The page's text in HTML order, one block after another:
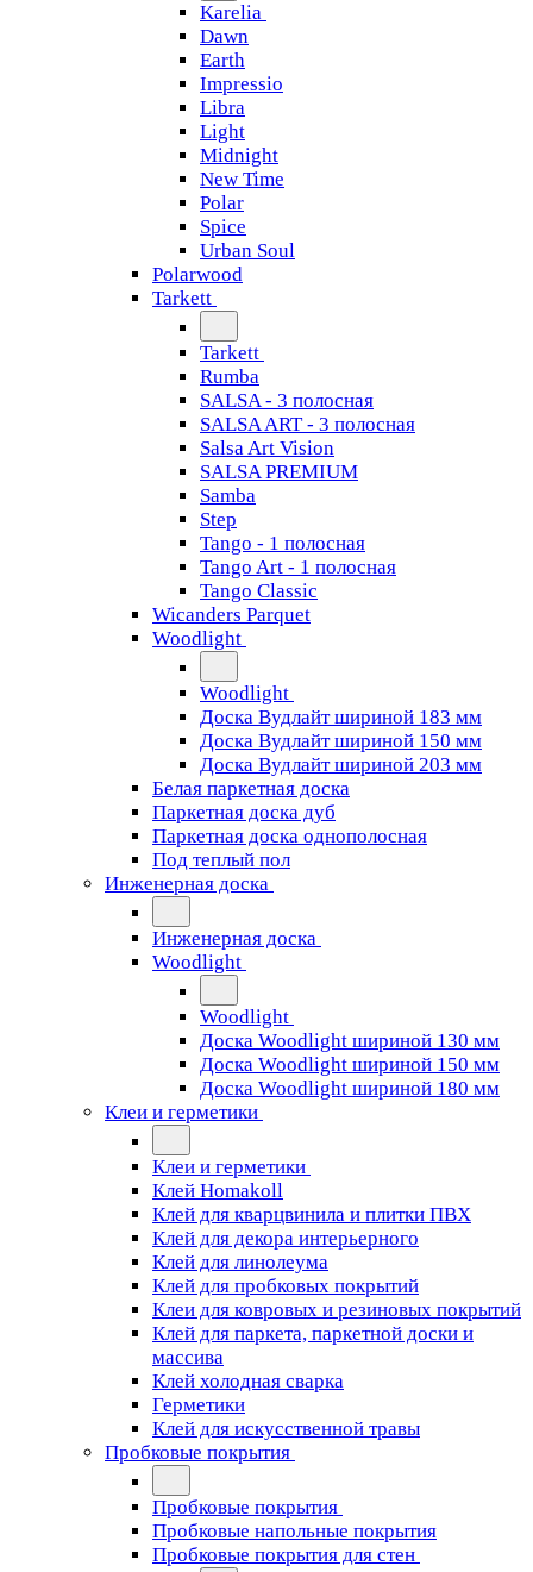
Karelia
Dawn
Earth
Impressio
Libra
Light
Midnight
New Time
Polar
Spice
Urban Soul
Polarwood
Tarkett
Tarkett
Rumba
SALSA - 3 полосная
SALSA ART - 3 полосная
Salsa Art Vision
SALSA PREMIUM
Samba
Step
Tango - 1 полосная
Tango Art - 1 полосная
Tango Classiс
Wicanders Parquet
Woodlight
Woodlight
Доска Вудлайт шириной 183 мм
Доска Вудлайт шириной 150 мм
Доска Вудлайт шириной 203 мм
Белая паркетная доска
Паркетная доска дуб
Паркетная доска однополосная
Под теплый пол
Инженерная доска
Инженерная доска
Woodlight
Woodlight
Доска Woodlight шириной 130 мм
Доска Woodlight шириной 150 мм
Доска Woodlight шириной 180 мм
Клеи и герметики
Клеи и герметики
Клей Homakoll
Клей для кварцвинила и плитки ПВХ
Клей для декора интерьерного
Клей для линолеума
Клей для пробковых покрытий
Клеи для ковровых и резиновых покрытий
Клей для паркета, паркетной доски и
массива
Клей холодная сварка
Герметики
Клей для искусственной травы
Пробковые покрытия
Пробковые покрытия
Пробковые напольные покрытия
Пробковые покрытия для стен